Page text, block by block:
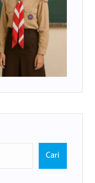
Cari